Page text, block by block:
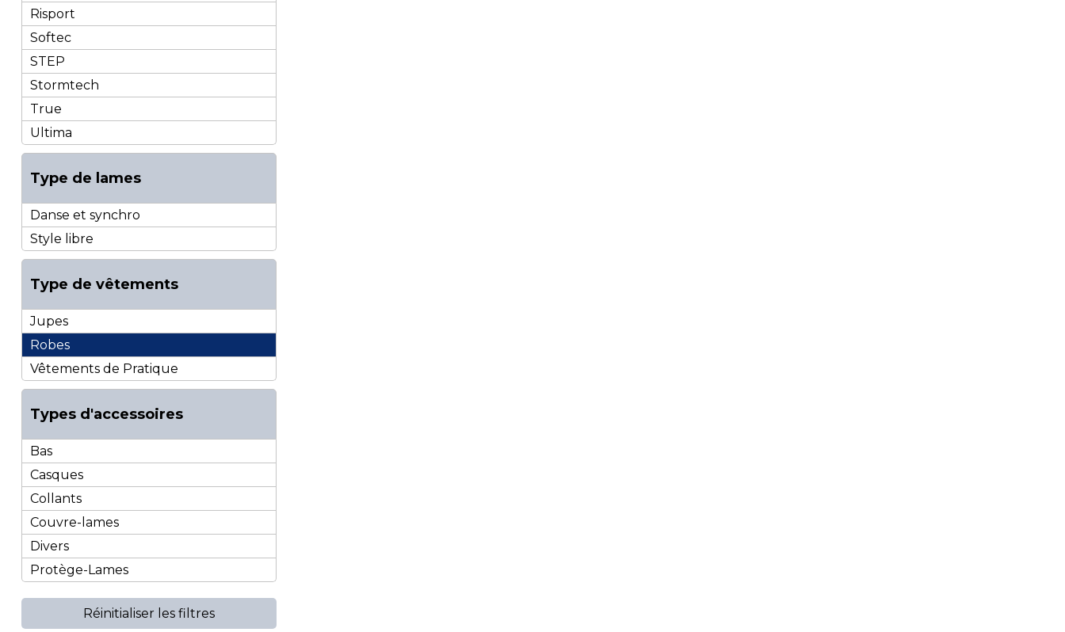
Risport
Softec
STEP
Stormtech
True
Ultima
Type de lames
Danse et synchro
Style libre
Type de vêtements
Jupes
Robes
Vêtements de Pratique
Types d'accessoires
Bas
Casques
Collants
Couvre-lames
Divers
Protège-Lames
Réinitialiser les filtres